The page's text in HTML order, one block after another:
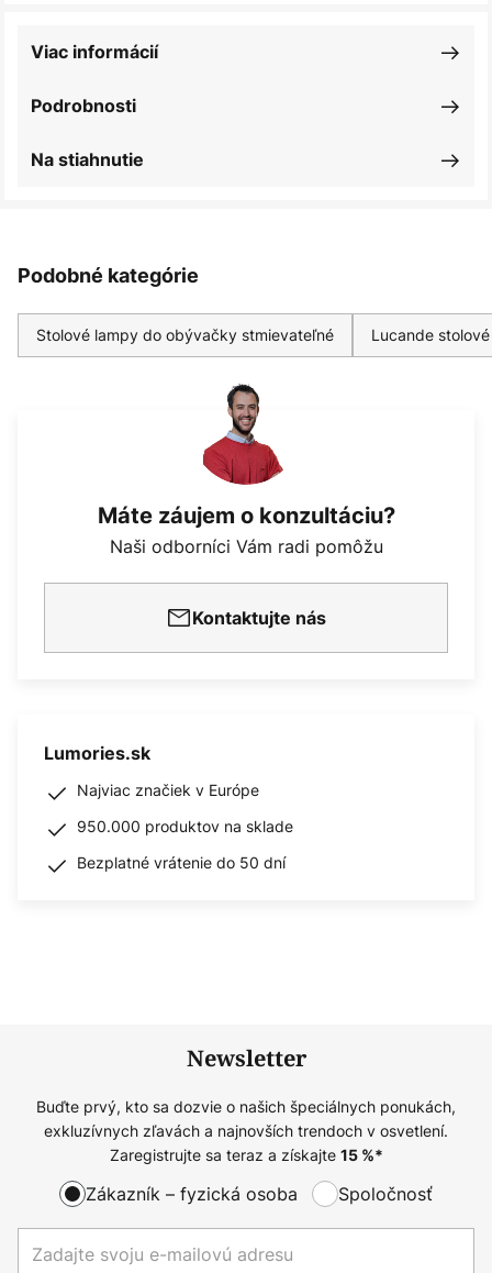
Podrobnosti
Viac informácií
Na stiahnutie
Podobné kategórie
Stolové lampy do obývačky stmievateľné Lucande
Máte záujem o konzultáciu?
Naši odborníci Vám radi pomôžu
Kontaktujte nás
Lumories.sk
Najviac značiek v Európe
950.000 produktov na sklade
Bezplatné vrátenie do 50 dní
Newsletter
Buďte prvý, kto sa dozvie o našich špeciálnych ponukách,
exkluzívnych zľavách a najnovších trendoch v osvetlení.
Zaregistrujte sa teraz a získajte 15%*
Zákazník – fyzická osoba Spoločnosť